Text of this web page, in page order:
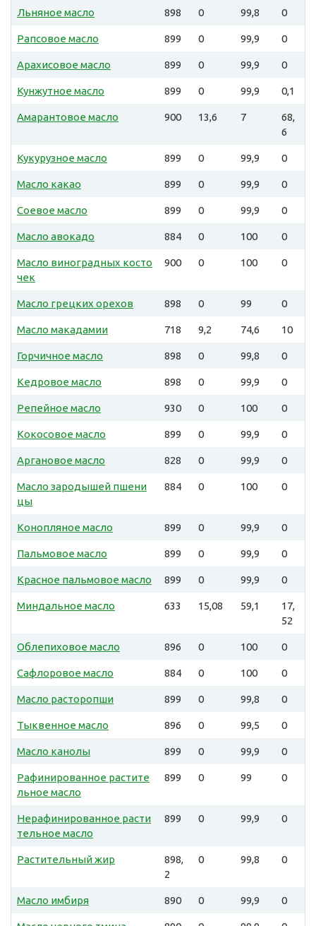
Льняное масло 898 0 99,8 0
Рапсовое масло 899 0 99,9 0
Арахисовое масло 899 0 99,9 0
Кунжутное масло 899 0 99,9 0,1
Амарантовое масло 900 13,6 7
68,
6
Кукурузное масло 899 0 99,9 0
Масло какао 899 0 99,9 0
Соевое масло 899 0 99,9 0
Масло авокадо 884 0 100 0
Масло виноградных косто
чек
900 0 100 0
Масло грецких орехов 898 0 99 0
Масло макадамии 718 9,2 74,6 10
Горчичное масло 898 0 99,8 0
Кедровое масло 898 0 99,9 0
Репейное масло 930 0 100 0
Кокосовое масло 899 0 99,9 0
Аргановое масло 828 0 99,9 0
Масло зародышей пшени
цы
884 0 100 0
Конопляное масло 899 0 99,9 0
Пальмовое масло 899 0 99,9 0
Красное пальмовое масло 899 0 99,9 0
Миндальное масло 633 15,08 59,1
17,
52
Облепиховое масло 896 0 100 0
Сафлоровое масло 884 0 100 0
Масло расторопши 899 0 99,8 0
Тыквенное масло 896 0 99,5 0
Масло канолы 899 0 99,9 0
Рафинированное растите
льное масло
899 0 99 0
Нерафинированное расти
тельное масло
899 0 99,9 0
Растительный жир
898,
2
0 99,8 0
Масло имбиря 890 0 99,9 0